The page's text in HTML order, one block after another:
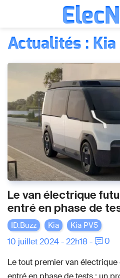
Aller
au
contenu
Voiture électrique
Voiture autonome
Finance
Écologie
Fiches techniques
Actualités : Kia
Le van électrique
entré en phase de
ID.Buzz Kia Kia PV5
10 juillet 2024 - 22h18 -
0
Le tout premier van